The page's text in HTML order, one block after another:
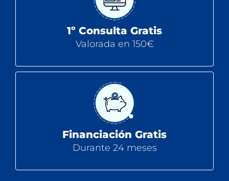
1º Consulta Gratis
Valorada en 150€
Financiación Gratis
Durante 24 meses